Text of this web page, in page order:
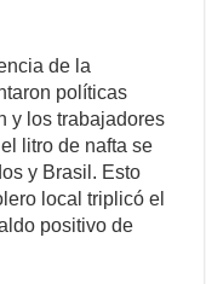
de la
políticas
y los trabajadores
litro de nafta se
y Brasil. Esto
local triplicó el
positivo de